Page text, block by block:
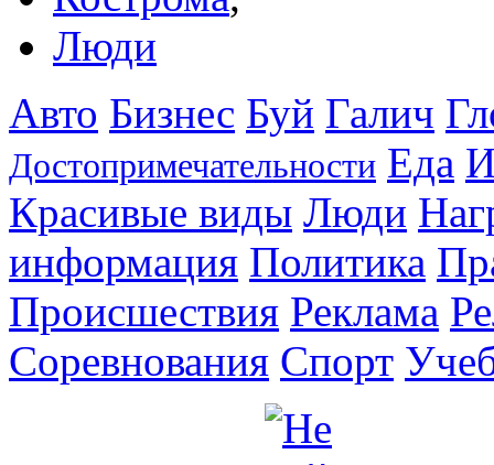
Люди
Авто Бизнес Буй Галич
Достопримечательности Еда
Красивые виды Люди
информация Политика
Происшествия Реклама
Соревнования Спорт